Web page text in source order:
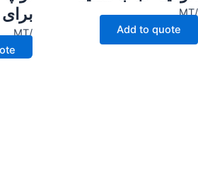
/MT
Add to quote
/MT